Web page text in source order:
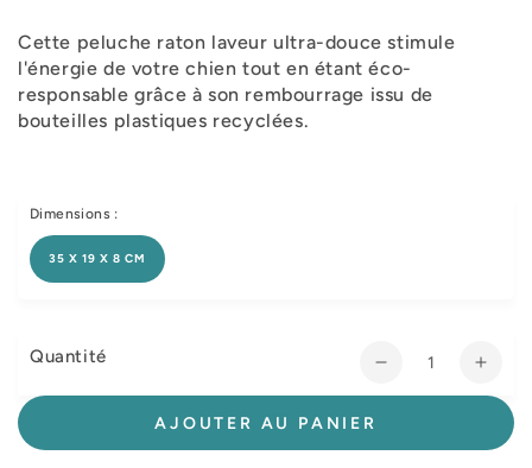
Cette peluche raton laveur ultra-douce stimule
l'énergie de votre chien tout en étant éco-
responsable grâce à son rembourrage issu de
bouteilles plastiques recyclées.
Dimensions :
35 X 19 X 8 CM
Quantité
Réduire
la
de
la
de
AJOUTER AU PANIER